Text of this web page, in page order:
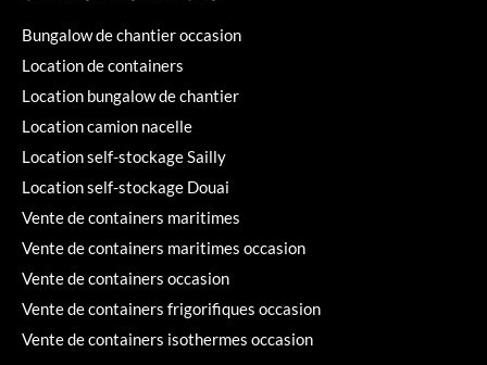
Bungalow de chantier occasion
Location de containers
Location bungalow de chantier
Location camion nacelle
Location self-stockage Sailly
Location self-stockage Douai
Vente de containers maritimes
Vente de containers maritimes occasion
Vente de containers occasion
Vente de containers frigorifiques occasion
Vente de containers isothermes occasion